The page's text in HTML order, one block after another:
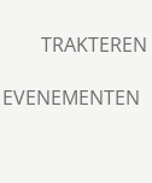
TRAKTEREN
EVENEMENTEN